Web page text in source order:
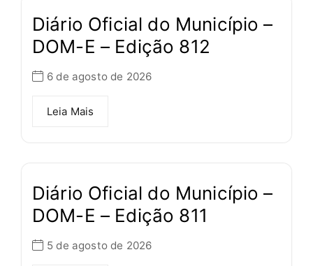
Diário Oficial do Município –
DOM-E – Edição 812
6 de agosto de 2026
Leia Mais
Diário Oficial do Município –
DOM-E – Edição 811
5 de agosto de 2026